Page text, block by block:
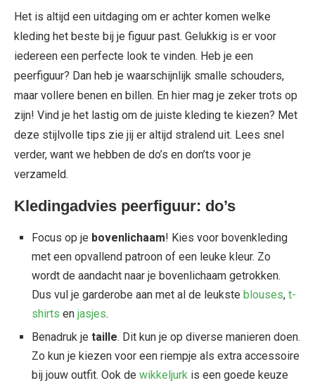
Het is altijd een uitdaging om er achter komen welke
kleding het beste bij je figuur past. Gelukkig is er voor
iedereen een perfecte look te vinden. Heb je een
peerfiguur? Dan heb je waarschijnlijk smalle schouders,
maar vollere benen en billen. En hier mag je zeker trots op
zijn! Vind je het lastig om de juiste kleding te kiezen? Met
deze stijlvolle tips zie jij er altijd stralend uit. Lees snel
verder, want we hebben de do’s en don’ts voor je
verzameld.
Kledingadvies peerfiguur: do’s
Focus op je bovenlichaam! Kies voor bovenkleding
met een opvallend patroon of een leuke kleur. Zo
wordt de aandacht naar je bovenlichaam getrokken.
Dus vul je garderobe aan met al de leukste blouses, t-
shirts en jasjes.
Benadruk je taille. Dit kun je op diverse manieren doen.
Zo kun je kiezen voor een riempje als extra accessoire
bij jouw outfit. Ook de wikkeljurk is een goede keuze